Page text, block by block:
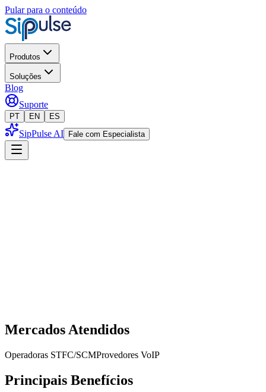
Pular para o conteúdo
Produtos
Soluções
Blog
Suporte
PT EN ES
SipPulse AI Fale com Especialista
Mercados Atendidos
Operadoras STFC/SCMProvedores VoIP
Principais Benefícios